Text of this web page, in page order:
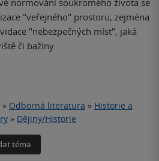
normování soukromého života se
"veřejného" prostoru, zejména
"nebezpečných míst", jaká
či bažiny.
» Odborná literatura » Historie a
» Dějiny/Historie
téma